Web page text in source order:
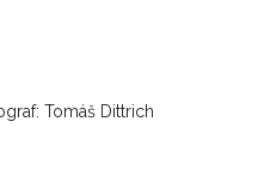
Tomáš Dittrich